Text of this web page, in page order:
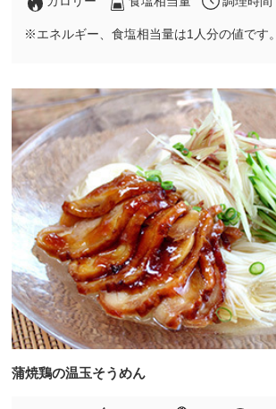
※エネルギー、食塩相当量は1人分の値です。
蒲焼鶏の温玉そうめん